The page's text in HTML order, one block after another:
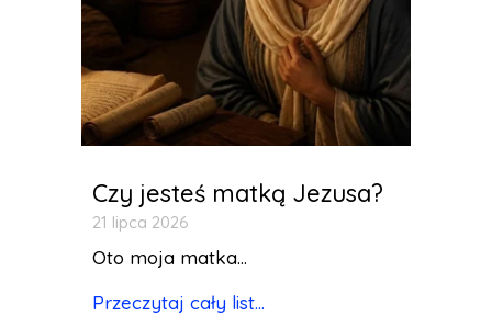
Czy jesteś matką Jezusa?
21 lipca 2026
Oto moja matka...
Przeczytaj cały list...